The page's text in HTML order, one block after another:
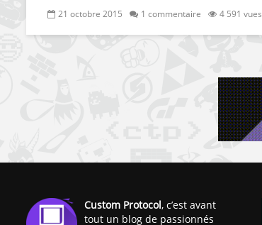
21 octobre 2015 1 commentaire 4 591 vues
Custom Protocol, c’est avant
tout un blog de passionnés